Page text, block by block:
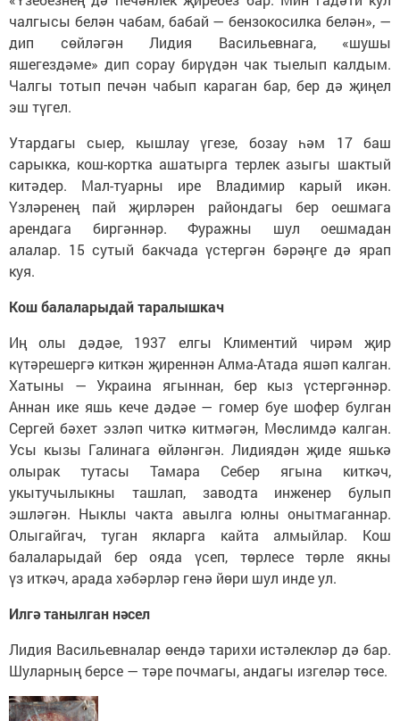
чалгысы белән чабам, бабай — бензокосилка белән», —
дип сөйләгән Лидия Васильевнага, «шушы
яшегездәме» дип сорау бирүдән чак тыелып калдым.
Чалгы тотып печән чабып караган бар, бер дә җиңел
эш түгел.
Утардагы сыер, кышлау үгезе, бозау һәм 17 баш
сарыкка, кош-кортка ашатырга терлек азыгы шактый
китәдер. Мал-туарны ире Владимир карый икән.
Үзләренең пай җирләрен райондагы бер оешмага
арендага биргәннәр. Фуражны шул оешмадан
алалар. 15 сутый бакчада үстергән бәрәңге дә ярап
куя.
Кош балаларыдай таралышкач
Иң олы дәдәе, 1937 елгы Климентий чирәм җир
күтәрешергә киткән җиреннән Алма-Атада яшәп калган.
Хатыны — Украина ягыннан, бер кыз үстергәннәр.
Аннан ике яшь кече дәдәе — гомер буе шофер булган
Сергей бәхет эзләп читкә китмәгән, Мөслимдә калган.
Усы кызы Галинага өйләнгән. Лидиядән җиде яшькә
олырак тутасы Тамара Себер ягына киткәч,
укытучылыкны ташлап, заводта инженер булып
эшләгән. Ныклы чакта авылга юлны онытмаганнар.
Олыгайгач, туган якларга кайта алмыйлар. Кош
балаларыдай бер ояда үсеп, төрлесе төрле якны
үз иткәч, арада хәбәрләр генә йөри шул инде ул.
Илгә танылган нәсел
Лидия Васильевналар өендә тарихи истәлекләр дә бар.
Шуларның берсе — тәре почмагы, андагы изгеләр төсе.